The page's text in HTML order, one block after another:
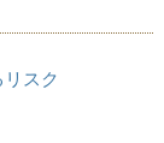
スク